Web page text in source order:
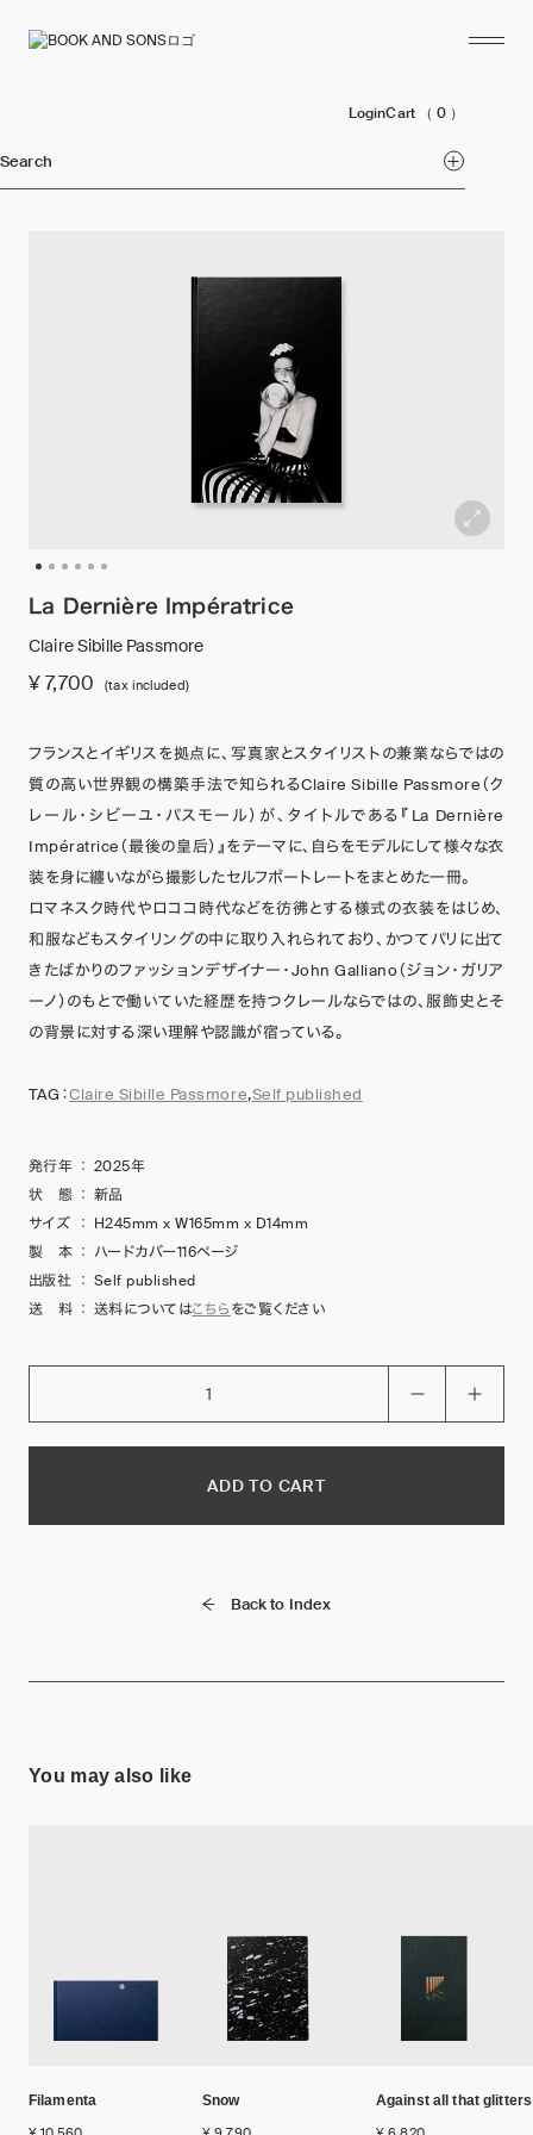
LoginCart （ 0 ）
Search
La Dernière Impératrice
Claire Sibille Passmore
¥ 7,700 (tax included)
フランスとイギリスを拠点に、写真家とスタイリストの兼業ならではの
質の高い世界観の構築手法で知られるClaire Sibille Passmore（ク
レール・シビーユ・パスモール）が、タイトルである『La Dernière
Impératrice（最後の皇后）』をテーマに、自らをモデルにして様々な衣
装を身に纏いながら撮影したセルフポートレートをまとめた一冊。
ロマネスク時代やロココ時代などを彷彿とする様式の衣装をはじめ、
和服などもスタイリングの中に取り入れられており、かつてパリに出て
きたばかりのファッションデザイナー・John Galliano（ジョン・ガリア
ーノ）のもとで働いていた経歴を持つクレールならではの、服飾史とそ
の背景に対する深い理解や認識が宿っている。
TAG：Claire Sibille Passmore,Self published
発行年 ： 2025年
状 態 ： 新品
サイズ
： H245mm x W165mm x D14mm
製 本 ： ハードカバー116ページ
出版社 ： Self published
送 料 ： 送料についてはこちらをご覧ください
ADD TO CART
Back to Index
You may also like
Filamenta
Snow
Against all that glitters